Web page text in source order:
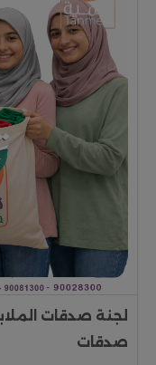
صدقات